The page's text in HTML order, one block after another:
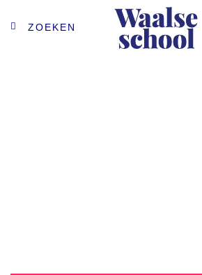
ZOEKEN